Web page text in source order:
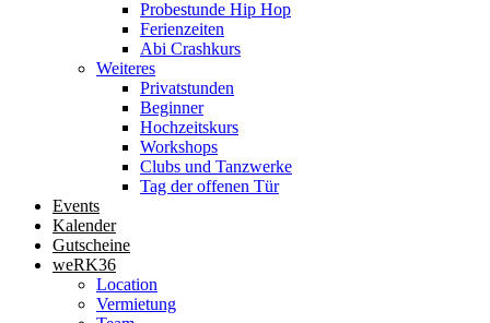
Probestunde Hip Hop
Ferienzeiten
Abi Crashkurs
Weiteres
Privatstunden
Beginner
Hochzeitskurs
Workshops
Clubs und Tanzwerke
Tag der offenen Tür
Events
Kalender
Gutscheine
weRK36
Location
Vermietung